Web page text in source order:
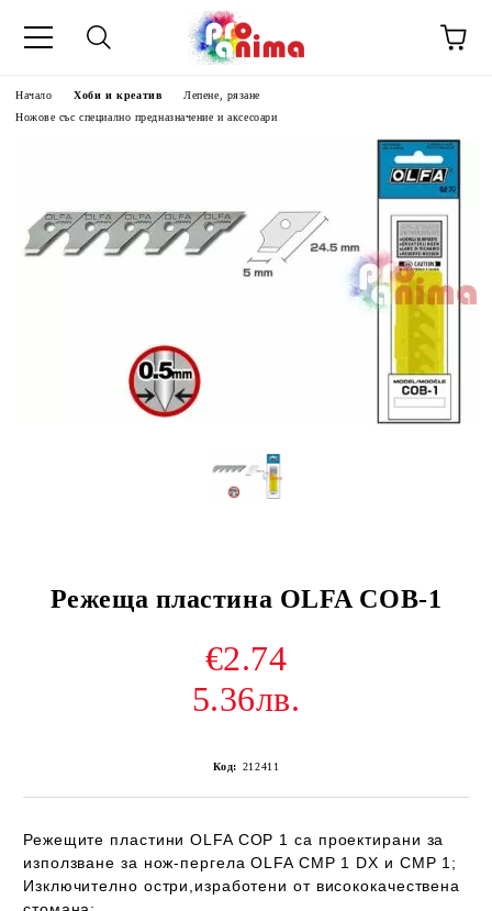
Начало Хоби и креатив
Лепене, рязане
Ножове със специално предназначение и аксесоари
Режеща пластина OLFA COB-1
€2.74
5.36лв.
Код: 212411
Режещите пластини OLFA COP 1 са проектирани за
използване за нож-пергела OLFA CMP 1 DX и CMP 1;
Изключително остри,изработени от висококачествена